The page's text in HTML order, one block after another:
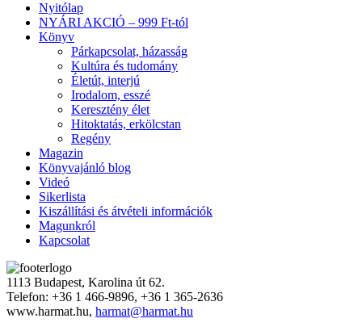
Nyitólap
NYÁRI AKCIÓ – 999 Ft-tól
Könyv
Párkapcsolat, házasság
Kultúra és tudomány
Életút, interjú
Irodalom, esszé
Keresztény élet
Hitoktatás, erkölcstan
Regény
Magazin
Könyvajánló blog
Videó
Sikerlista
Kiszállítási és átvételi információk
Magunkról
Kapcsolat
1113 Budapest, Karolina út 62.
Telefon: +36 1 466-9896, +36 1 365-2636
www.harmat.hu, harmat@harmat.hu